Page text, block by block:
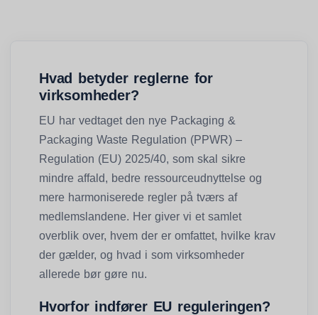
Hvad betyder reglerne for
virksomheder?
EU har vedtaget den nye Packaging &
Packaging Waste Regulation (PPWR) –
Regulation (EU) 2025/40, som skal sikre
mindre affald, bedre ressourceudnyttelse og
mere harmoniserede regler på tværs af
medlemslandene. Her giver vi et samlet
overblik over, hvem der er omfattet, hvilke krav
der gælder, og hvad i som virksomheder
allerede bør gøre nu.
Hvorfor indfører EU reguleringen?